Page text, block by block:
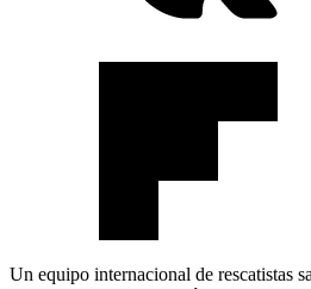
Un equipo internacional de rescatistas